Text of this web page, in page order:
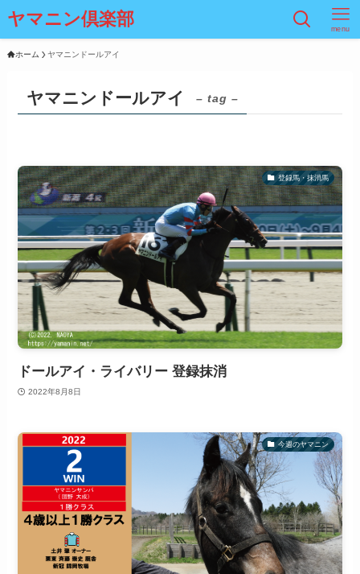
ヤマニン倶楽部 menu
ホーム ヤマニンドールアイ
ヤマニンドールアイ – tag –
登録馬・抹消馬
ドールアイ・ライバリー 登録抹消
2022年8月8日
今週のヤマニン